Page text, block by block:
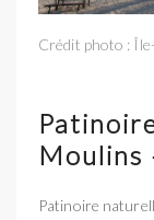
Crédit photo :
Moulins
Patinoire